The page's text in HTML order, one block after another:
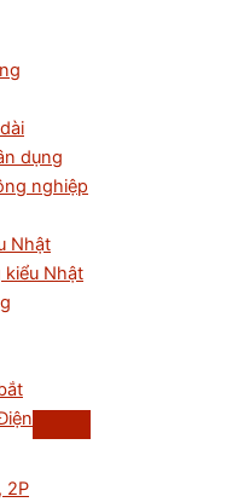
dụng
nghiệp
Nhật
kiểu Nhật
2P